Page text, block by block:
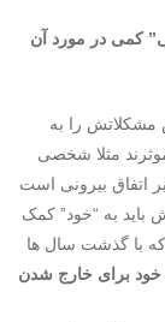
کمی در مورد آن
مشکلاتش را به
مثلا شخصی
اتفاق بیرونی است
باید به “خود” کمک
که با گذشت سال ها
خود برای خارج شدن